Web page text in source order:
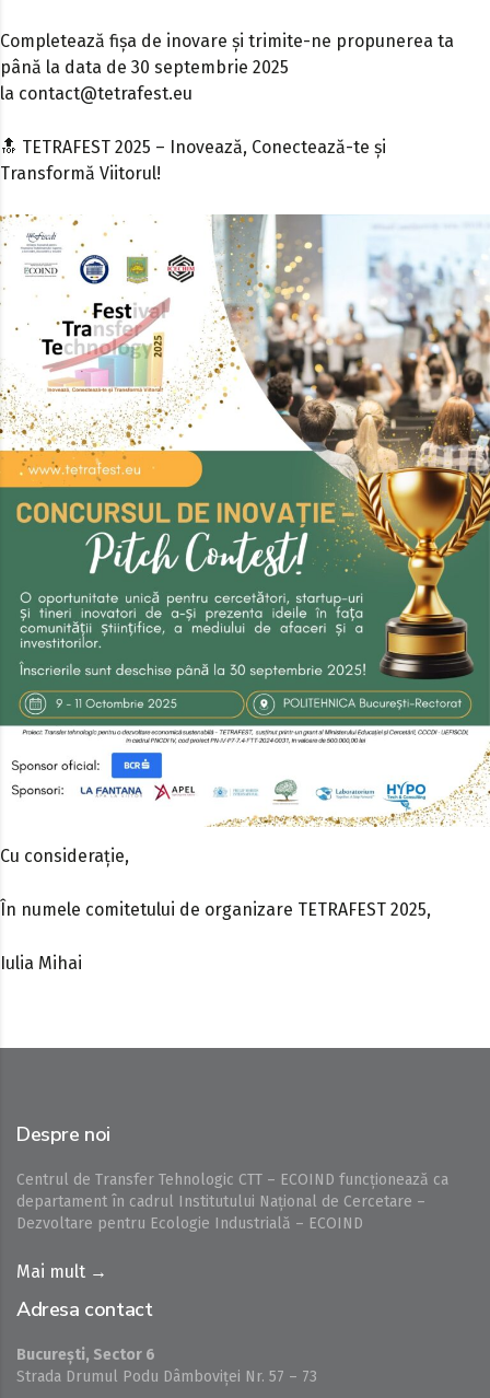
Completează fișa de inovare și trimite-ne propunerea ta
până la data de 30 septembrie 2025
la contact@tetrafest.eu
🔝 TETRAFEST 2025 – Inovează, Conectează-te și
Transformă Viitorul!
Cu considerație,
În numele comitetului de organizare TETRAFEST 2025,
Iulia Mihai
Despre noi
Centrul de Transfer Tehnologic CTT – ECOIND funcționează ca
departament în cadrul Institutului Național de Cercetare –
Dezvoltare pentru Ecologie Industrială – ECOIND
Mai mult →
Adresa contact
București, Sector 6
Strada Drumul Podu Dâmboviţei Nr. 57 – 73